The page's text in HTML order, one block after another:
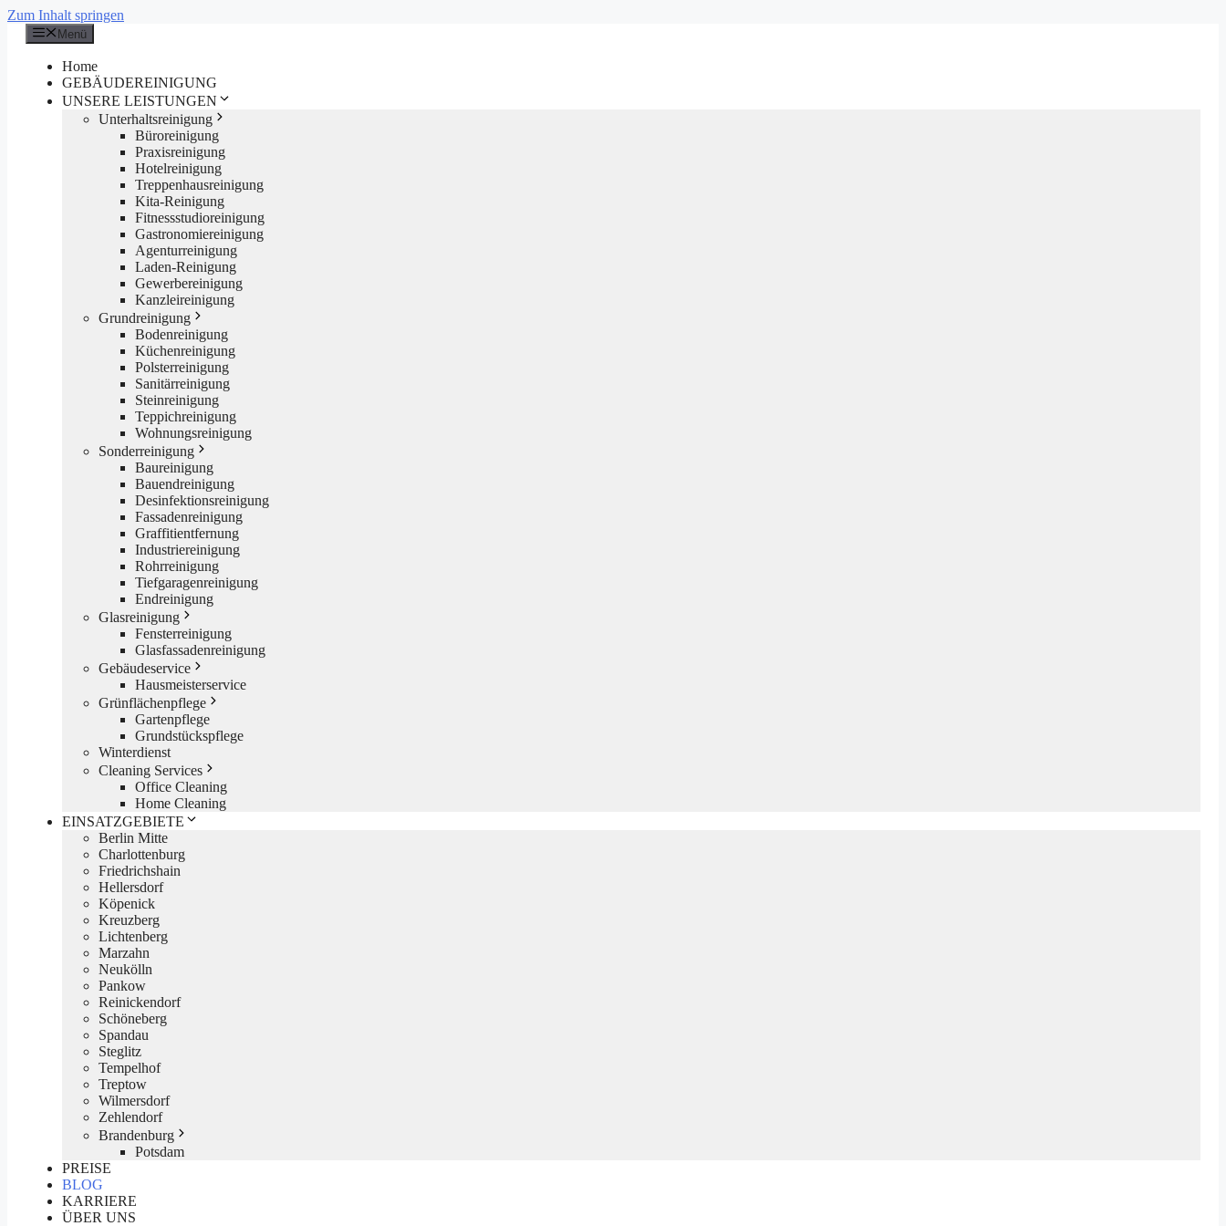
Zum Inhalt springen
Menü
Home
GEBÄUDEREINIGUNG
UNSERE LEISTUNGEN
Unterhaltsreinigung
Büroreinigung
Praxisreinigung
Hotelreinigung
Treppenhausreinigung
Kita-Reinigung
Fitnessstudioreinigung
Gastronomiereinigung
Agenturreinigung
Laden-Reinigung
Gewerbereinigung
Kanzleireinigung
Grundreinigung
Bodenreinigung
Küchenreinigung
Polsterreinigung
Sanitärreinigung
Steinreinigung
Teppichreinigung
Wohnungsreinigung
Sonderreinigung
Baureinigung
Bauendreinigung
Desinfektionsreinigung
Fassadenreinigung
Graffitientfernung
Industriereinigung
Rohrreinigung
Tiefgaragenreinigung
Endreinigung
Glasreinigung
Fensterreinigung
Glasfassadenreinigung
Gebäudeservice
Hausmeisterservice
Grünflächenpflege
Gartenpflege
Grundstückspflege
Winterdienst
Cleaning Services
Office Cleaning
Home Cleaning
EINSATZGEBIETE
Berlin Mitte
Charlottenburg
Friedrichshain
Hellersdorf
Köpenick
Kreuzberg
Lichtenberg
Marzahn
Neukölln
Pankow
Reinickendorf
Schöneberg
Spandau
Steglitz
Tempelhof
Treptow
Wilmersdorf
Zehlendorf
Brandenburg
Potsdam
PREISE
BLOG
KARRIERE
ÜBER UNS